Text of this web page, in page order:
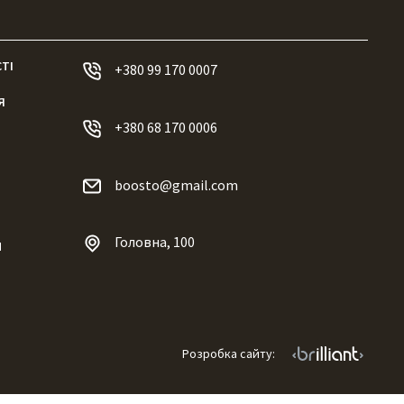
+380 99 170 0007
+380 68 170 0006
boosto@gmail.com
Головна, 100
Розробка сайту: